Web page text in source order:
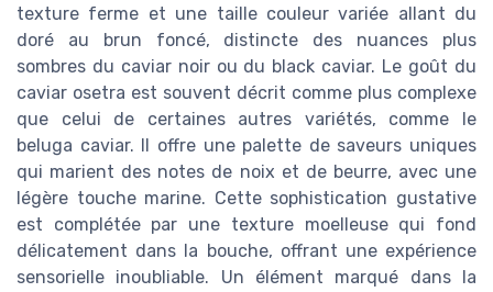
texture ferme et une taille couleur variée allant du
doré au brun foncé, distincte des nuances plus
sombres du caviar noir ou du black caviar. Le goût du
caviar osetra est souvent décrit comme plus complexe
que celui de certaines autres variétés, comme le
beluga caviar. Il offre une palette de saveurs uniques
qui marient des notes de noix et de beurre, avec une
légère touche marine. Cette sophistication gustative
est complétée par une texture moelleuse qui fond
délicatement dans la bouche, offrant une expérience
sensorielle inoubliable. Un élément marqué dans la